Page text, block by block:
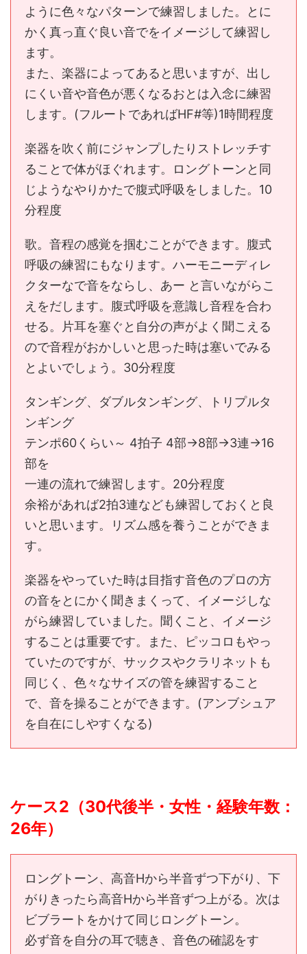
ように色々なパターンで練習しました。とに
かく真っ直ぐ良い音でをイメージして練習し
ます。
また、楽器によってあると思いますが、出し
にくい音や音色が悪くなるおとは入念に練習
します。(フルートであればHF#等)1時間程度
楽器を吹く前にジャンプしたりストレッチす
ることで体がほぐれます。ロングトーンと同
じようなやりかたで腹式呼吸をしました。10
分程度
歌。音程の感覚を掴むことができます。腹式
呼吸の練習にもなります。ハーモニーディレ
クターなで音をならし、あー と言いながらこ
えをだします。腹式呼吸を意識し音程を合わ
せる。片耳を塞ぐと自分の声がよく聞こえる
ので音程がおかしいと思った時は塞いでみる
とよいでしょう。30分程度
タンギング、ダブルタンギング、トリプルタ
ンギング
テンポ60くらい～ 4拍子 4部→8部→3連→16
部を
一連の流れで練習します。20分程度
余裕があれば2拍3連なども練習しておくと良
いと思います。リズム感を養うことができま
す。
楽器をやっていた時は目指す音色のプロの方
の音をとにかく聞きまくって、イメージしな
がら練習していました。聞くこと、イメージ
することは重要です。また、ピッコロもやっ
ていたのですが、サックスやクラリネットも
同じく、色々なサイズの管を練習すること
で、音を操ることができます。(アンブシュア
を自在にしやすくなる)
ケース2（30代後半・女性・経験年数：
26年）
ロングトーン、高音Hから半音ずつ下がり、下
がりきったら高音Hから半音ずつ上がる。次は
ビブラートをかけて同じロングトーン。
必ず音を自分の耳で聴き、音色の確認をす